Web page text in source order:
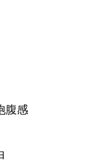
腹感